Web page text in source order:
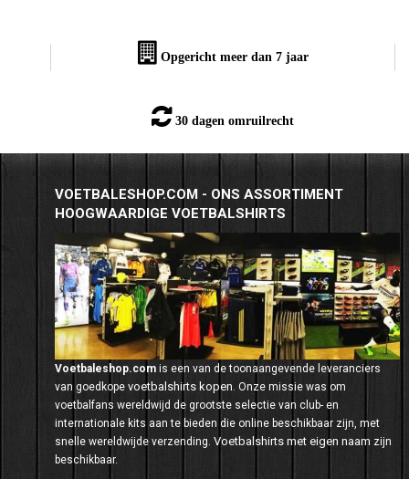
Opgericht meer dan 7 jaar
30 dagen omruilrecht
VOETBALESHOP.COM - ONS ASSORTIMENT
HOOGWAARDIGE VOETBALSHIRTS
Voetbaleshop.com is een van de toonaangevende leveranciers
van goedkope voetbalshirts kopen. Onze missie was om
voetbalfans wereldwijd de grootste selectie van club- en
internationale kits aan te bieden die online beschikbaar zijn, met
snelle wereldwijde verzending. Voetbalshirts met eigen naam zijn
beschikbaar.